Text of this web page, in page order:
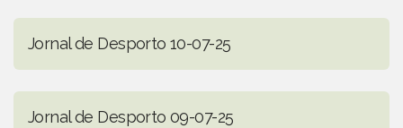
Jornal de Desporto 10-07-25
Jornal de Desporto 09-07-25